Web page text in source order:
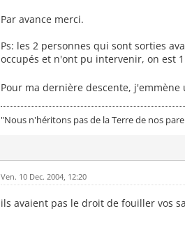
Par avance merci.
Ps: les 2 personnes qui sont sorties
occupés et n'ont pu intervenir, on est
Pour ma dernière descente,
"Nous n'héritons pas de la Terre de nos
Ven. 10 Dec. 2004, 12:20
ils avaient pas le droit de fouiller vos